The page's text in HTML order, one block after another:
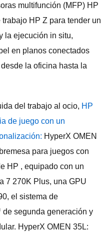
multifunción (MFP) HP
HP Z para tender un
la ejecución in situ,
en planos conectados
la oficina hasta la
del trabajo al ocio, HP
de juego con un
HyperX OMEN
para juegos con
HP , equipado con un
7 270K Plus, una GPU
el sistema de
segunda generación y
HyperX OMEN 35L: